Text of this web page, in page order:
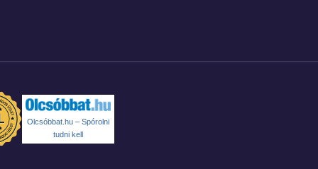
Olcsóbbat.hu – Spórolni
tudni kell